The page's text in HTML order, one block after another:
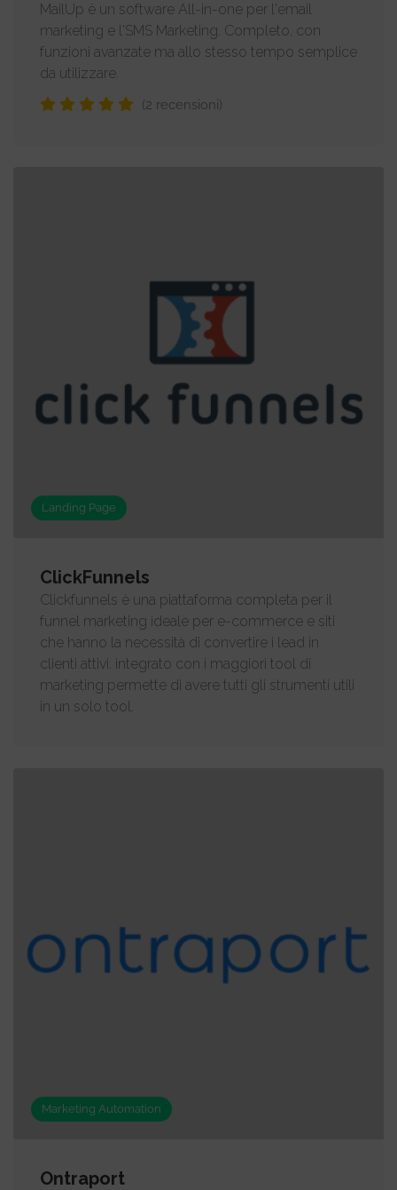
MailUp è un software All-in-one per l'email
marketing e l'SMS Marketing. Completo, con
funzioni avanzate ma allo stesso tempo semplice
da utilizzare.
(2 recensioni)
Landing Page
ClickFunnels
Clickfunnels è una piattaforma completa per il
funnel marketing ideale per e-commerce e siti
che hanno la necessità di convertire i lead in
clienti attivi. integrato con i maggiori tool di
marketing permette di avere tutti gli strumenti utili
in un solo tool.
Marketing Automation
Ontraport